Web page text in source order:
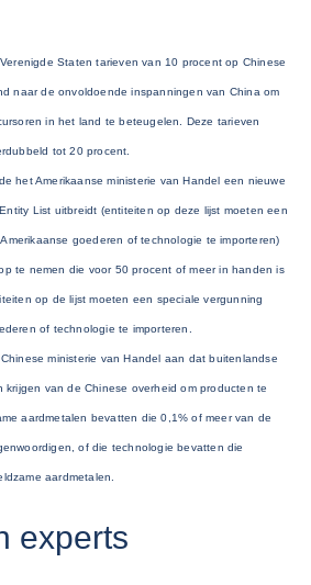
Staten tarieven van 10 procent op Chinese
naar de onvoldoende inspanningen van China om
in het land te beteugelen. Deze tarieven
tot 20 procent.
het Amerikaanse ministerie van Handel een nieuwe
List uitbreidt (entiteiten op deze lijst moeten een
goederen of technologie te importeren)
te nemen die voor 50 procent of meer in handen is
op de lijst moeten een speciale vergunning
of technologie te importeren.
ministerie van Handel aan dat buitenlandse
van de Chinese overheid om producten te
aardmetalen bevatten die 0,1% of meer van de
of die technologie bevatten die
aardmetalen.
experts